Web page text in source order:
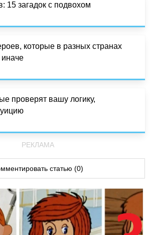
15 загадок с подвохом
которые в разных странах
проверят вашу логику,
РЕКЛАМА
статью (0)